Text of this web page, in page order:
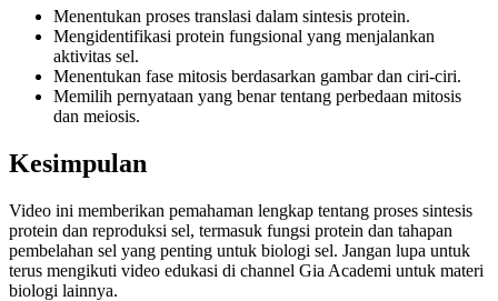
Menentukan proses translasi dalam sintesis protein.
Mengidentifikasi protein fungsional yang menjalankan
aktivitas sel.
Menentukan fase mitosis berdasarkan gambar dan ciri-ciri.
Memilih pernyataan yang benar tentang perbedaan mitosis
dan meiosis.
Kesimpulan
Video ini memberikan pemahaman lengkap tentang proses sintesis
protein dan reproduksi sel, termasuk fungsi protein dan tahapan
pembelahan sel yang penting untuk biologi sel. Jangan lupa untuk
terus mengikuti video edukasi di channel Gia Academi untuk materi
biologi lainnya.